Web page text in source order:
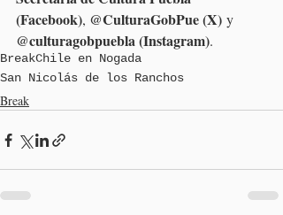
(Facebook), @CulturaGobPue (X) y
@culturagobpuebla (Instagram).
BreakChile en Nogada
San Nicolás de los Ranchos
Break